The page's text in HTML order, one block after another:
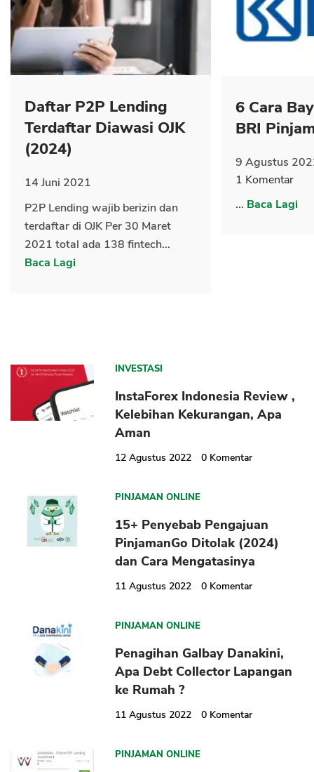
Daftar P2P Lending
Terdaftar Diawasi OJK
(2024)
14 Juni 2021
P2P Lending wajib berizin dan
terdaftar di OJK Per 30 Maret
2021 total ada 138 fintech...
Baca Lagi
6 Cara
BRI
9 Agustus
1 Komentar
... Baca Lagi
INVESTASI
InstaForex Indonesia Review ,
Kelebihan Kekurangan, Apa
Aman
12 Agustus 2022 0 Komentar
PINJAMAN ONLINE
15+ Penyebab Pengajuan
PinjamanGo Ditolak (2024)
dan Cara Mengatasinya
11 Agustus 2022 0 Komentar
PINJAMAN ONLINE
Penagihan Galbay Danakini,
Apa Debt Collector Lapangan
ke Rumah ?
11 Agustus 2022 0 Komentar
PINJAMAN ONLINE